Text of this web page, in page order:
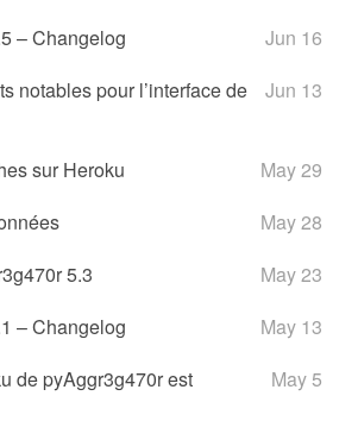
– Changelog
Jun 16
notables pour l’interface de
Jun 13
sur Heroku
May 29
May 28
5.3
May 23
– Changelog
May 13
de pyAggr3g470r est
May 5